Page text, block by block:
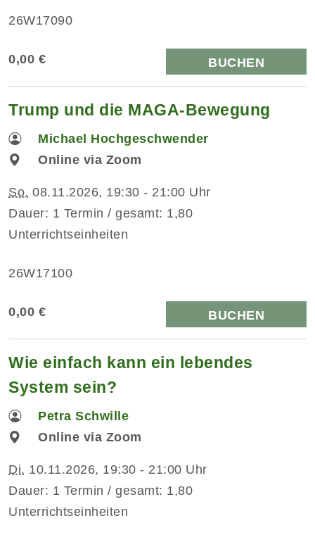
26W17090
0,00 € BUCHEN
Trump und die MAGA-Bewegung
Michael Hochgeschwender
Online via Zoom
So. 08.11.2026, 19:30 - 21:00 Uhr
Dauer: 1 Termin / gesamt: 1,80
Unterrichtseinheiten
26W17100
0,00 € BUCHEN
Wie einfach kann ein lebendes
System sein?
Petra Schwille
Online via Zoom
Di. 10.11.2026, 19:30 - 21:00 Uhr
Dauer: 1 Termin / gesamt: 1,80
Unterrichtseinheiten